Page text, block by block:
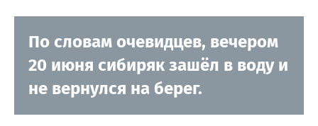
По словам очевидцев, вечером
20 июня сибиряк зашёл в воду и
не вернулся на берег.